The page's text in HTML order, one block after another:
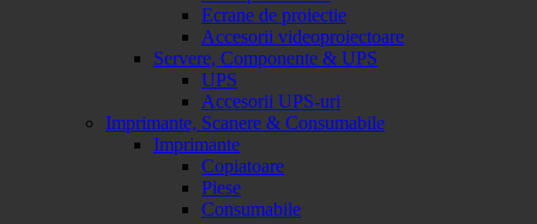
Ecrane de proiectie
Accesorii videoproiectoare
Servere, Componente & UPS
UPS
Accesorii UPS-uri
Imprimante, Scanere & Consumabile
Imprimante
Copiatoare
Piese
Consumabile